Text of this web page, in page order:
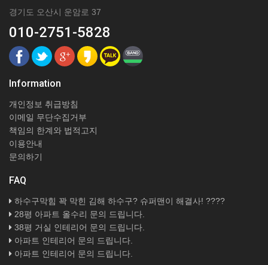
경기도 오산시 운암로 37
010-2751-5828
Information
개인정보 취급방침
이메일 무단수집거부
책임의 한계와 법적고지
이용안내
문의하기
FAQ
하수구막힘 꽉 막힌 김해 하수구? 슈퍼맨이 해결사! ????
28평 아파트 올수리 문의 드립니다.
38평 거실 인테리어 문의 드립니다.
아파트 인테리어 문의 드립니다.
아파트 인테리어 문의 드립니다.